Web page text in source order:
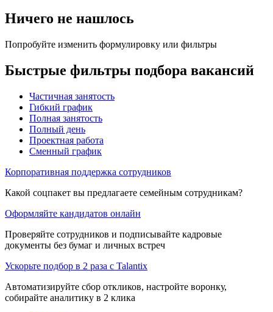
Ничего не нашлось
Попробуйте изменить формулировку или фильтры
Быстрые фильтры подбора вакансий
Частичная занятость
Гибкий график
Полная занятость
Полный день
Проектная работа
Сменный график
Корпоративная поддержка сотрудников
Какой соцпакет вы предлагаете семейным сотрудникам?
Оформляйте кандидатов онлайн
Проверяйте сотрудников и подписывайте кадровые
документы без бумаг и личных встреч
Ускорьте подбор в 2 раза с Talantix
Автоматизируйте сбор откликов, настройте воронку,
собирайте аналитику в 2 клика